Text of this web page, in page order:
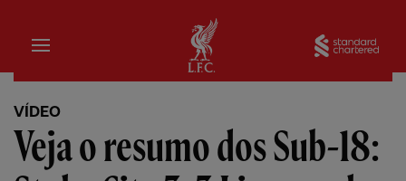
Inicial
VÍDEO
Veja o resumo dos Sub-18: